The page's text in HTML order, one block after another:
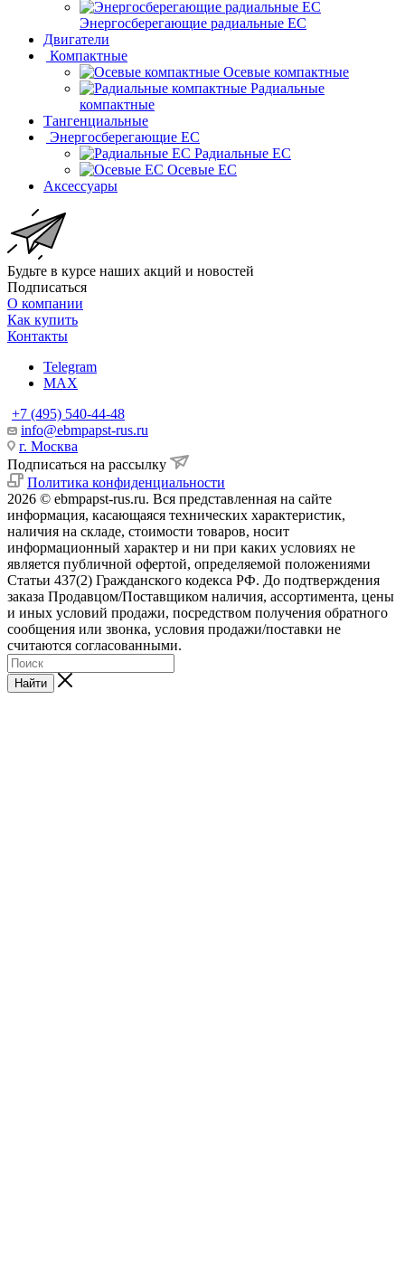
Энергосберегающие радиальные EC
Двигатели
Компактные
Осевые компактные
Радиальные
компактные
Тангенциальные
Энергосберегающие EC
Радиальные EC
Осевые EC
Аксессуары
Будьте в курсе наших акций и новостей
Подписаться
О компании
Как купить
Контакты
Telegram
MAX
+7 (495) 540-44-48
info@ebmpapst-rus.ru
г. Москва
Подписаться на рассылку
Политика конфиденциальности
2026 © ebmpapst-rus.ru. Вся представленная на сайте
информация, касающаяся технических характеристик,
наличия на складе, стоимости товаров, носит
информационный характер и ни при каких условиях не
является публичной офертой, определяемой положениями
Статьи 437(2) Гражданского кодекса РФ. До подтверждения
заказа Продавцом/Поставщиком наличия, ассортимента, цены
и иных условий продажи, посредством получения обратного
сообщения или звонка, условия продажи/поставки не
считаются согласованными.
Найти